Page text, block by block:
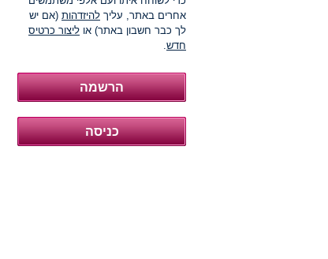
אחרים באתר, עליך להיזדהות (אם יש
לך כבר חשבון באתר) או ליצור כרטיס
חדש.